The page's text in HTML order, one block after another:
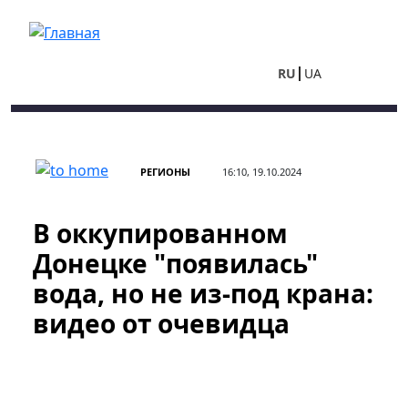
RU UA
РЕГИОНЫ 16:10, 19.10.2024
В оккупированном
Донецке "появилась"
вода, но не из-под крана:
видео от очевидца